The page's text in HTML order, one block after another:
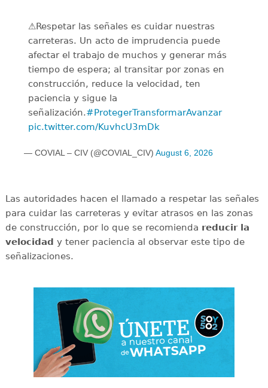
⚠️Respetar las señales es cuidar nuestras
carreteras. Un acto de imprudencia puede
afectar el trabajo de muchos y generar más
tiempo de espera; al transitar por zonas en
construcción, reduce la velocidad, ten
paciencia y sigue la
señalización.#ProtegerTransformarAvanzar
pic.twitter.com/KuvhcU3mDk
— COVIAL – CIV (@COVIAL_CIV) August 6, 2026
Las autoridades hacen el llamado a respetar las señales
para cuidar las carreteras y evitar atrasos en las zonas
de construcción, por lo que se recomienda reducir la
velocidad y tener paciencia al observar este tipo de
señalizaciones.